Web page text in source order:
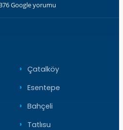
Google yorumu
Çatalköy
Esentepe
Bahçeli
Tatlısu